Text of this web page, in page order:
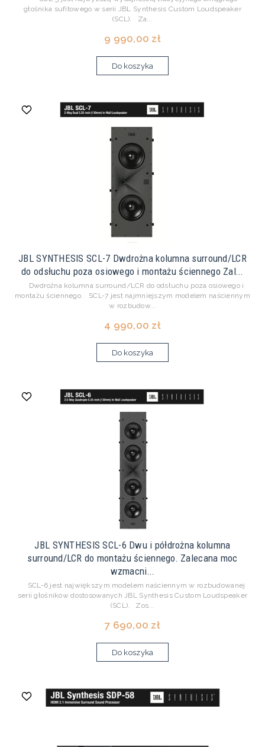
głośnika sufitowego w serii JBL Synthesis Custom Loudspeaker
(SCL). Za...
9 990,00 zł
Do koszyka
JBL SYNTHESIS SCL-7 Dwdrożna kolumna surround/LCR
do odsłuchu poza osiowego i montażu ściennego Zal...
Dwdrożna kolumna surround/LCR do odsłuchu poza osiowego i
montażu ściennego. SCL-7 jest najmniejszym modelem naściennym
w rozbudow...
4 990,00 zł
Do koszyka
JBL SYNTHESIS SCL-6 Dwu i półdrożna kolumna
surround/LCR do montażu ściennego. Zalecana moc
wzmacni...
SCL-6 jest największym modelem naściennym w rozbudowanej
serii głośników dostosowanych JBL Synthesis Custom Loudspeaker
(SCL). Zos...
7 690,00 zł
Do koszyka